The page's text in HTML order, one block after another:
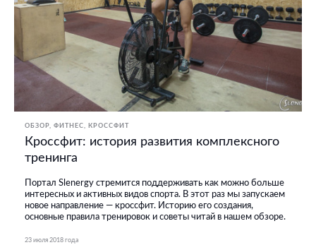
ОБЗОР ФИТНЕС, КРОССФИТ
Кроссфит: история развития комплексного
тренинга
Портал Slenergy стремится поддерживать как можно больше
интересных и активных видов спорта. В этот раз мы запускаем
новое направление — кроссфит. Историю его создания,
основные правила тренировок и советы читай в нашем обзоре.
23 июля 2018 года